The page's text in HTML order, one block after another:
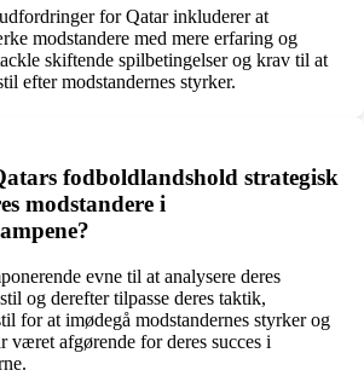
for Qatar inkluderer at
modstandere med mere erfaring og
skiftende spilbetingelser og krav til at
efter modstandernes styrker.
fodboldlandshold strategisk
modstandere i
evne til at analysere deres
og derefter tilpasse deres taktik,
for at imødegå modstandernes styrker og
været afgørende for deres succes i